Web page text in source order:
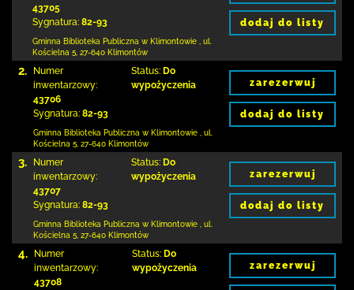
43705
Sygnatura: 82-93
Gminna Biblioteka Publiczna w Klimontowie
ul.
Kościelna 5 27-640 Klimontów
dodaj do listy
2.
Numer
inwentarzowy:
43706
Sygnatura: 82-93
Status: Do
wypożyczenia
Gminna Biblioteka Publiczna w Klimontowie
ul.
Kościelna 5 27-640 Klimontów
zarezerwuj
dodaj do listy
3.
Numer
inwentarzowy:
43707
Sygnatura: 82-93
Status: Do
wypożyczenia
Gminna Biblioteka Publiczna w Klimontowie
ul.
Kościelna 5 27-640 Klimontów
zarezerwuj
dodaj do listy
4.
Numer
inwentarzowy:
43708
Status: Do
wypożyczenia
zarezerwuj